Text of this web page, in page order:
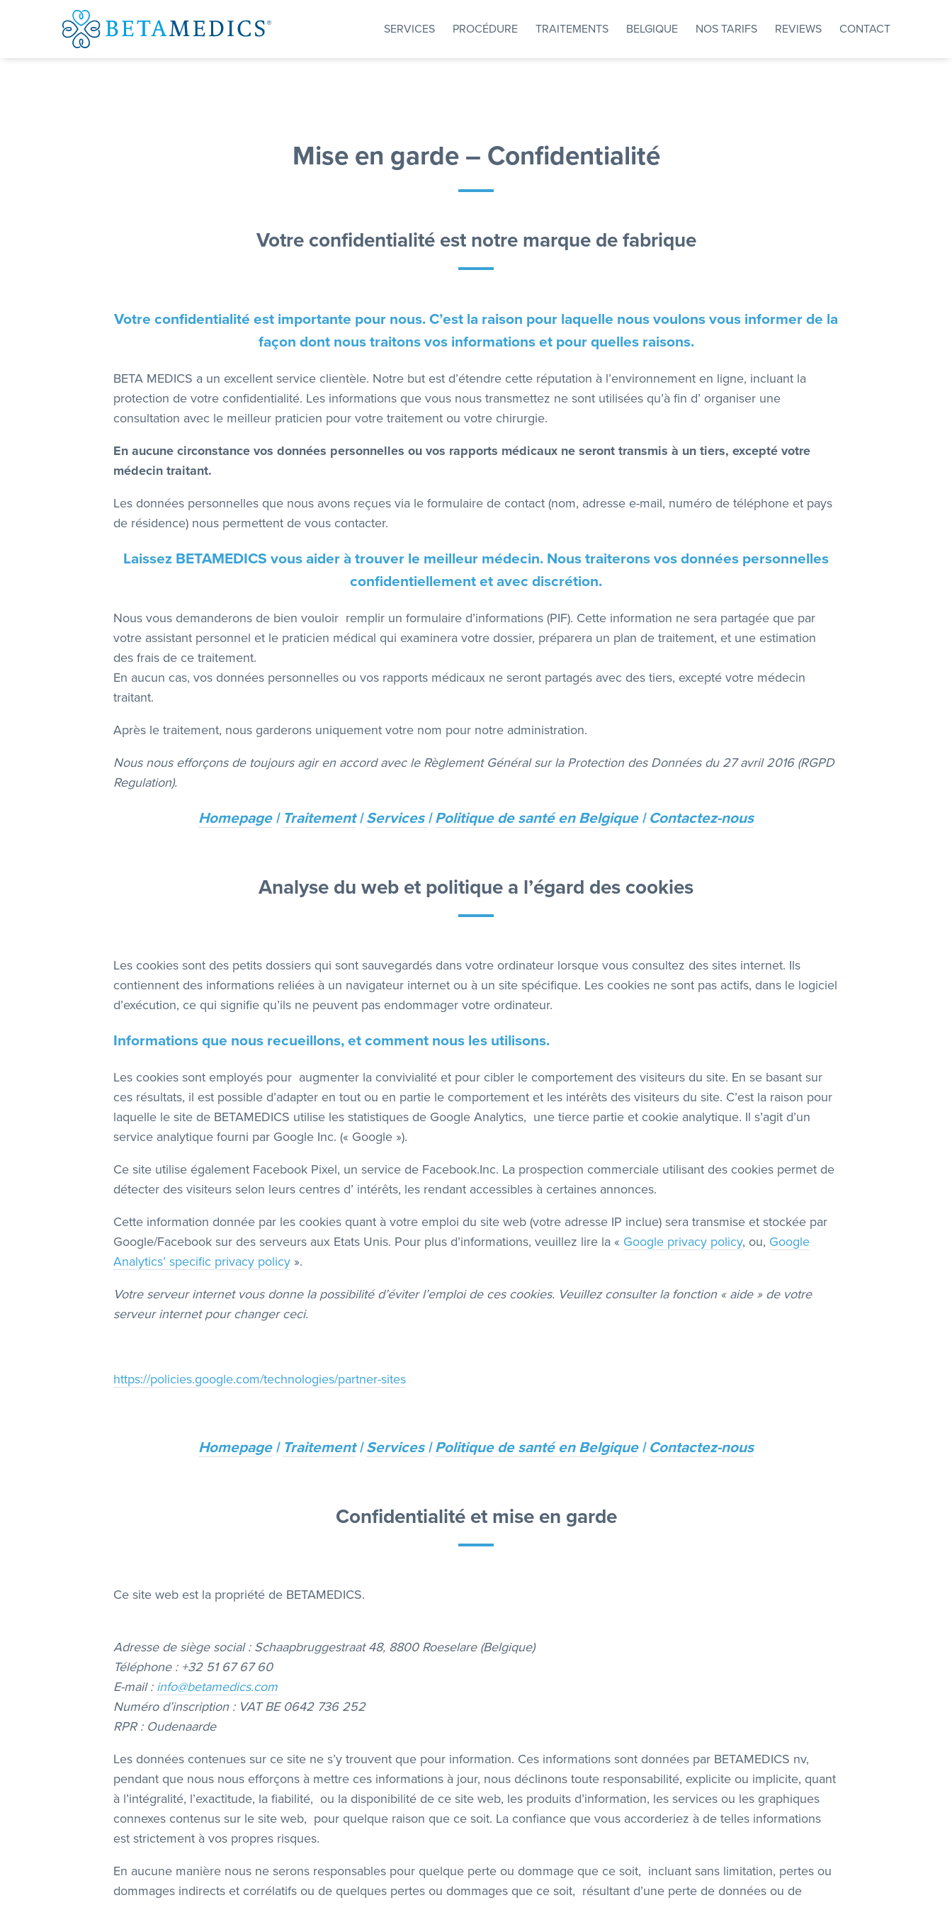
SERVICES PROCÉDURE TRAITEMENTS BELGIQUE NOS TARIFS REVIEWS CONTACT
Mise en garde – Confidentialité
Votre confidentialité est notre marque de fabrique
Votre confidentialité est importante pour nous. C’est la raison pour laquelle nous voulons vous informer de la
façon dont nous traitons vos informations et pour quelles raisons.​
BETA MEDICS a un excellent service clientèle. Notre but est d’étendre cette réputation à l’environnement en ligne, incluant la
protection de votre confidentialité. Les informations que vous nous transmettez ne sont utilisées qu’à fin d’ organiser une
consultation avec le meilleur praticien pour votre traitement ou votre chirurgie.
En aucune circonstance vos données personnelles ou vos rapports médicaux ne seront transmis à un tiers, excepté votre
médecin traitant.​
Les données personnelles que nous avons reçues via le formulaire de contact (nom, adresse e-mail, numéro de téléphone et pays
de résidence) nous permettent de vous contacter.
Laissez BETAMEDICS vous aider à trouver le meilleur médecin. Nous traiterons vos données personnelles
confidentiellement et avec discrétion.​
Nous vous demanderons de bien vouloir remplir un formulaire d’informations (PIF). Cette information ne sera partagée que par
votre assistant personnel et le praticien médical qui examinera votre dossier, préparera un plan de traitement, et une estimation
des frais de ce traitement.
En aucun cas, vos données personnelles ou vos rapports médicaux ne seront partagés avec des tiers, excepté votre médecin
traitant.
Après le traitement, nous garderons uniquement votre nom pour notre administration.
Nous nous efforçons de toujours agir en accord avec le Règlement Général sur la Protection des Données du 27 avril 2016 (RGPD
Regulation).
Homepage| Traitement|Services |Politique de santé en Belgique| Contactez-nous
Analyse du web et politique a l’égard des cookies
Les cookies sont des petits dossiers qui sont sauvegardés dans votre ordinateur lorsque vous consultez des sites internet. Ils
contiennent des informations reliées à un navigateur internet ou à un site spécifique. Les cookies ne sont pas actifs, dans le logiciel
d’exécution, ce qui signifie qu’ils ne peuvent pas endommager votre ordinateur.
Informations que nous recueillons, et comment nous les utilisons.​
Les cookies sont employés pour augmenter la convivialité et pour cibler le comportement des visiteurs du site. En se basant sur
ces résultats, il est possible d’adapter en tout ou en partie le comportement et les intérêts des visiteurs du site. C’est la raison pour
laquelle le site de BETAMEDICS utilise les statistiques de Google Analytics, une tierce partie et cookie analytique. Il s’agit d’un
service analytique fourni par Google Inc. (« Google »).
Ce site utilise également Facebook Pixel, un service de Facebook.Inc. La prospection commerciale utilisant des cookies permet de
détecter des visiteurs selon leurs centres d’ intérêts, les rendant accessibles à certaines annonces.
Cette information donnée par les cookies quant à votre emploi du site web (votre adresse IP inclue) sera transmise et stockée par
Google/Facebook sur des serveurs aux Etats Unis. Pour plus d’informations, veuillez lire la « Google privacy policy, ou, Google
Analytics’ specific privacy policy ».
Votre serveur internet vous donne la possibilité d’éviter l’emploi de ces cookies. Veuillez consulter la fonction « aide » de votre
serveur internet pour changer ceci.​
https://policies.google.com/technologies/partner-sites
Homepage| Traitement|Services |Politique de santé en Belgique| Contactez-nous
Confidentialité et mise en garde
Ce site web est la propriété de BETAMEDICS.
Adresse de siège social : Schaapbruggestraat 48, 8800 Roeselare (Belgique)
Téléphone : +32 51 67 67 60
E-mail : info@betamedics.com
Numéro d’inscription : VAT BE 0642 736 252
RPR : Oudenaarde
Les données contenues sur ce site ne s’y trouvent que pour information. Ces informations sont données par BETAMEDICS nv,
pendant que nous nous efforçons à mettre ces informations à jour, nous déclinons toute responsabilité, explicite ou implicite, quant
à l’intégralité, l’exactitude, la fiabilité, ou la disponibilité de ce site web, les produits d’information, les services ou les graphiques
connexes contenus sur le site web, pour quelque raison que ce soit. La confiance que vous accorderiez à de telles informations
est strictement à vos propres risques.
En aucune manière nous ne serons responsables pour quelque perte ou dommage que ce soit, incluant sans limitation, pertes ou
dommages indirects et corrélatifs ou de quelques pertes ou dommages que ce soit, résultant d’une perte de données ou de